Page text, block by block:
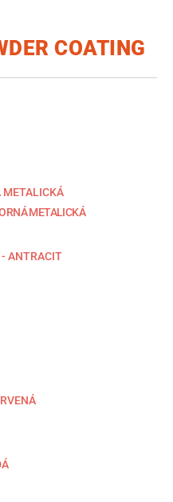
COATING
METALICKÁ
METALICKÁ
ANTRACIT